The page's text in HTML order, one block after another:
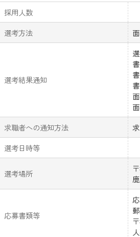
採用人数
選考方法
選考結果通知
求職者への通知方法
選考日時等
選考場所
応募書類等